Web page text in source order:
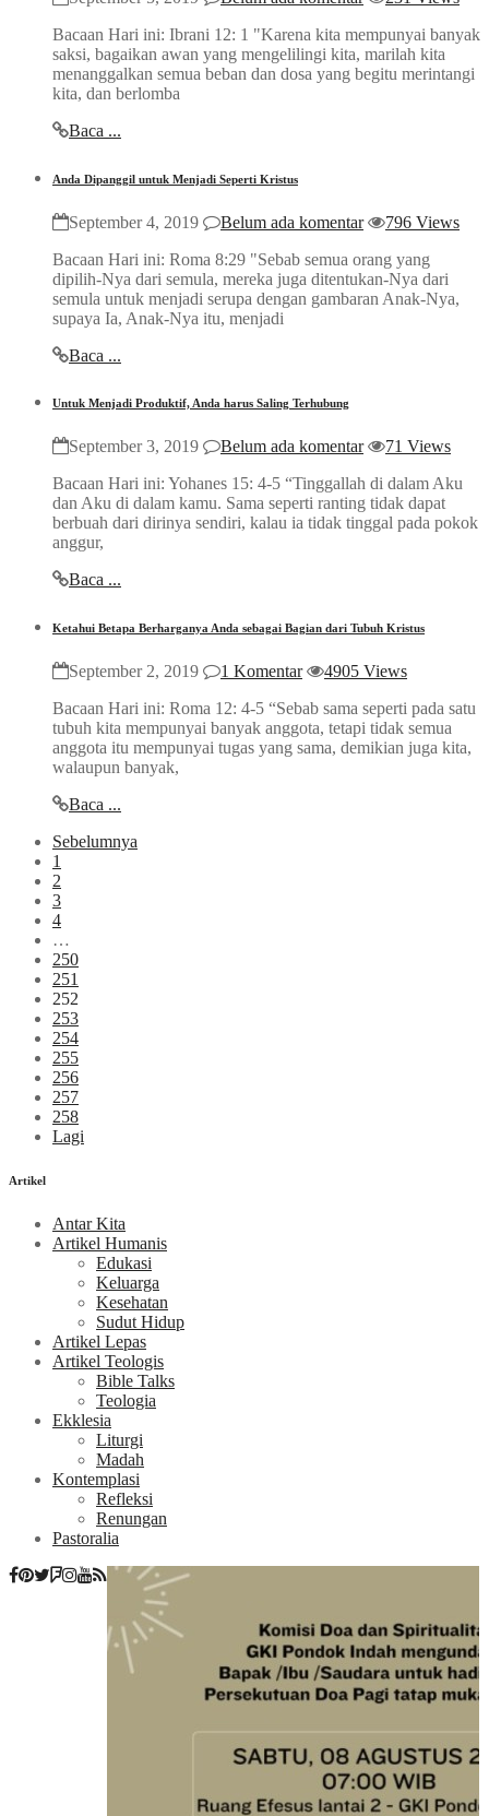
Bacaan Hari ini: Ibrani 12: 1 "Karena kita mempunyai banyak
saksi, bagaikan awan yang mengelilingi kita, marilah kita
menanggalkan semua beban dan dosa yang begitu merintangi
kita, dan berlomba
Baca ...
Anda Dipanggil untuk Menjadi Seperti Kristus
September 4, 2019 Belum ada komentar
796 Views
Bacaan Hari ini: Roma 8:29 "Sebab semua orang yang
dipilih-Nya dari semula, mereka juga ditentukan-Nya dari
semula untuk menjadi serupa dengan gambaran Anak-Nya,
supaya Ia, Anak-Nya itu, menjadi
Baca ...
Untuk Menjadi Produktif, Anda harus Saling Terhubung
September 3, 2019 Belum ada komentar
71 Views
Bacaan Hari ini: Yohanes 15: 4-5 “Tinggallah di dalam Aku
dan Aku di dalam kamu. Sama seperti ranting tidak dapat
berbuah dari dirinya sendiri, kalau ia tidak tinggal pada pokok
anggur,
Baca ...
Ketahui Betapa Berharganya Anda sebagai Bagian dari Tubuh Kristus
September 2, 2019 1 Komentar
4905 Views
Bacaan Hari ini: Roma 12: 4-5 “Sebab sama seperti pada satu
tubuh kita mempunyai banyak anggota, tetapi tidak semua
anggota itu mempunyai tugas yang sama, demikian juga kita,
walaupun banyak,
Baca ...
Sebelumnya
1
2
3
4
…
250
251
252
253
254
255
256
257
258
Lagi
Artikel
Antar Kita
Artikel Humanis
Edukasi
Keluarga
Kesehatan
Sudut Hidup
Artikel Lepas
Artikel Teologis
Bible Talks
Teologia
Ekklesia
Liturgi
Madah
Kontemplasi
Refleksi
Renungan
Pastoralia